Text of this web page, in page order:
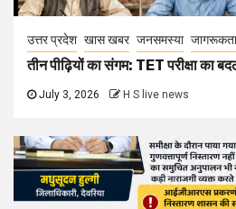
उत्तर प्रदेश खास खबर जनसमस्या जागरूकता
तीन पीढ़ियों का संगम: TET परीक्षा का
July 3, 2026 H S live news